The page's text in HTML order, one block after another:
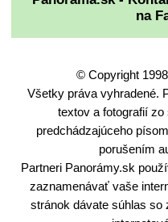
na
© Copyright
Všetky práva vyhradené.
textov a fotografií
predchádzajúceho
porušením
Partneri Panorámy.sk
zaznamenávať vaše
stránok dávate súhlas so